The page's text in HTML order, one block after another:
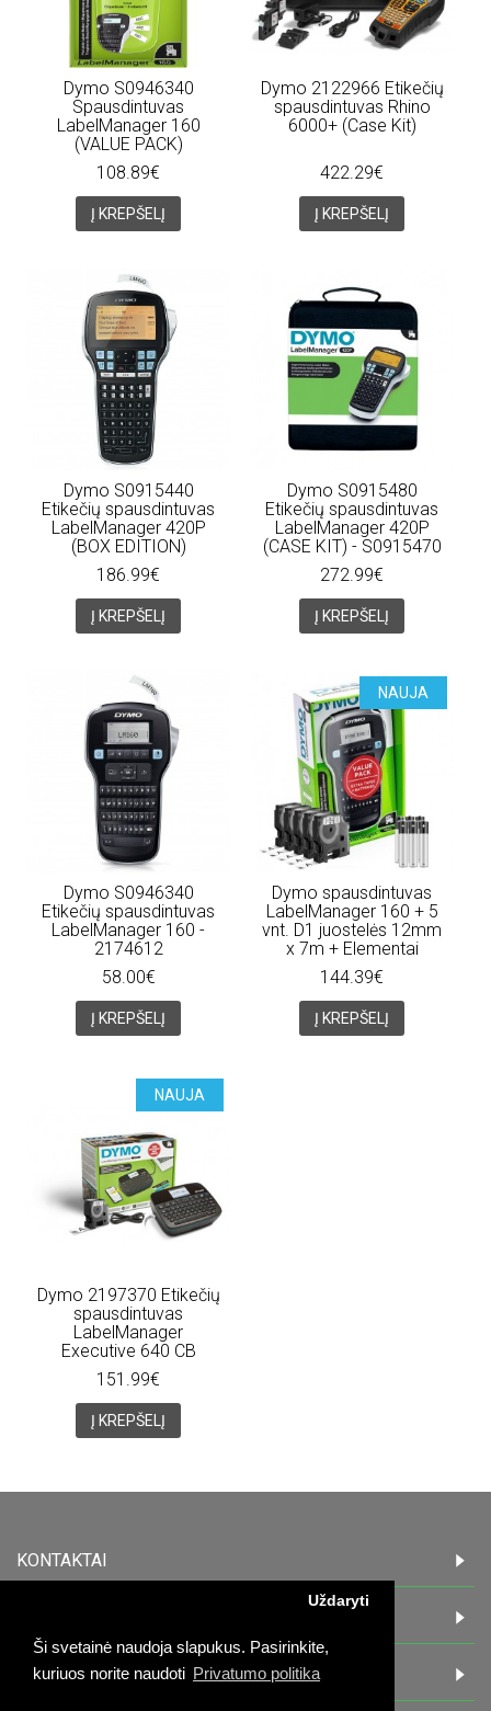
Ši svetainė naudoja slapukus. Pasirinkite,
kuriuos norite naudoti Privatumo politika
Uždaryti
Dymo S0946340
Spausdintuvas
LabelManager 160
(VALUE PACK)
108.89€
Į KREPŠELĮ
Dymo 2122966 Etikečių
spausdintuvas Rhino
6000+ (Case Kit)
422.29€
Į KREPŠELĮ
Dymo S0915440
Etikečių spausdintuvas
LabelManager 420P
(BOX EDITION)
186.99€
Į KREPŠELĮ
Dymo S0915480
Etikečių spausdintuvas
LabelManager 420P
(CASE KIT) - S0915470
272.99€
Į KREPŠELĮ
Dymo S0946340
Etikečių spausdintuvas
LabelManager 160 -
2174612
58.00€
Į KREPŠELĮ
NAUJA
Dymo spausdintuvas
LabelManager 160 + 5
vnt. D1 juostelės 12mm
x 7m + Elementai
144.39€
Į KREPŠELĮ
NAUJA
Dymo 2197370 Etikečių
spausdintuvas
LabelManager
Executive 640 CB
151.99€
Į KREPŠELĮ
KONTAKTAI
PIRKĖJAMS